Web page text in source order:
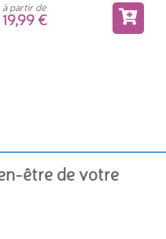
à partir de
19,99
être de votre